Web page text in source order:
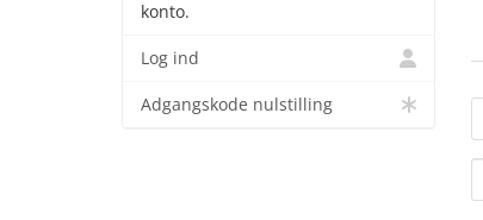
konto.
Log ind
Adgangskode nulstilling